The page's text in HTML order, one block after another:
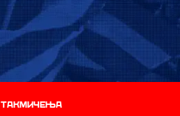
Такмичења